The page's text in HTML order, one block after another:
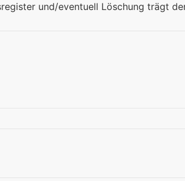
und/eventuell Löschung trägt